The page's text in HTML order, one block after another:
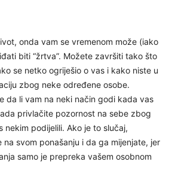
onda vam se vremenom može (iako
biti “žrtva”. Možete završiti tako što
se netko ogriješio o vas i kako niste u
zbog neke određene osobe.
da li vam na neki način godi kada vas
privlačite pozornost na sebe zbog
nekim podijelili. Ako je to slučaj,
svom ponašanju i da ga mijenjate, jer
samo je prepreka vašem osobnom